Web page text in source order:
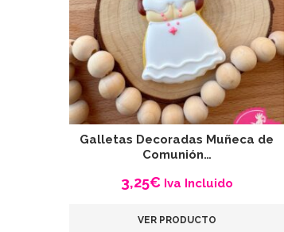
Galletas Decoradas Muñeca de
Comunión…
3,25€ Iva Incluido
VER PRODUCTO